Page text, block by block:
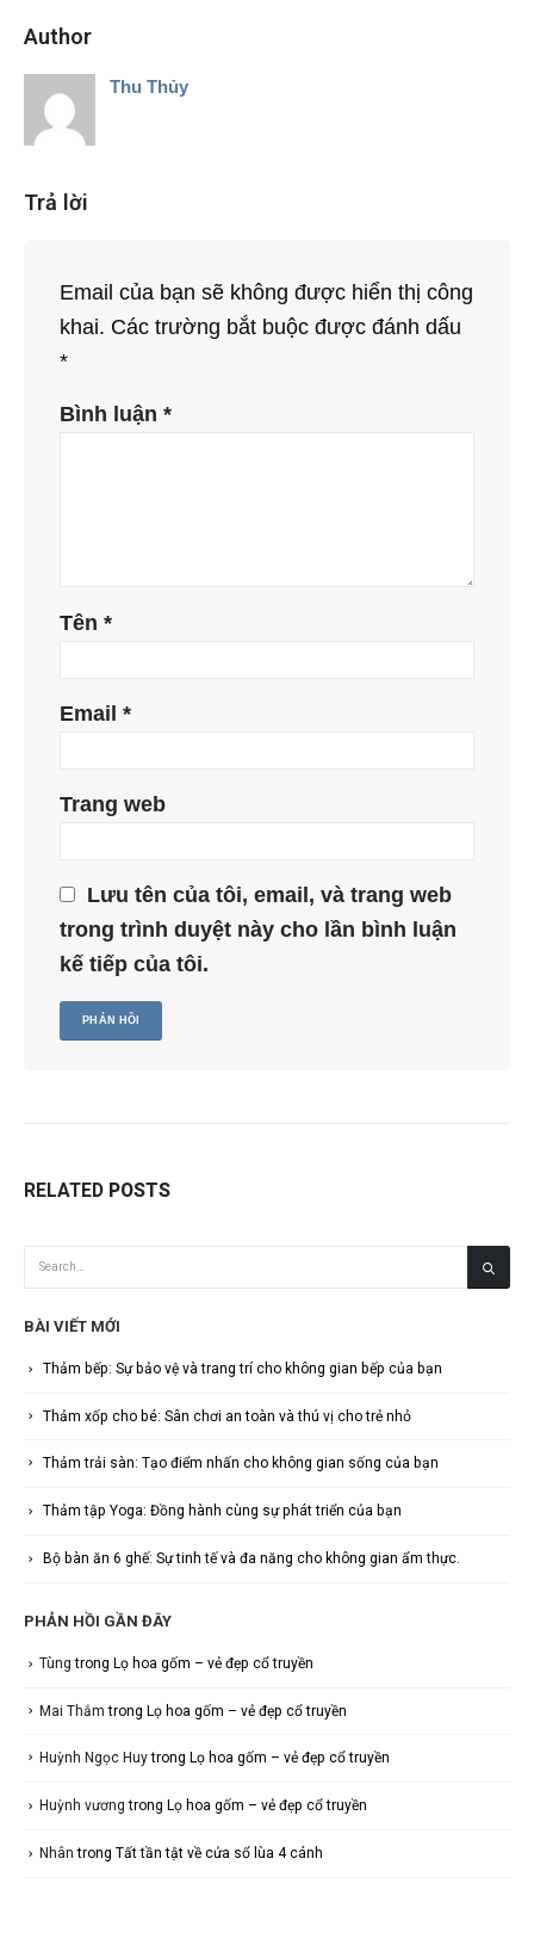
Author
Thu Thủy
Trả lời
Email của bạn sẽ không được hiển thị công
khai. Các trường bắt buộc được đánh dấu
*
Bình luận *
Tên *
Email *
Trang web
Lưu tên của tôi, email, và trang web
trong trình duyệt này cho lần bình luận
kế tiếp của tôi.
RELATED POSTS
BÀI VIẾT MỚI
Thảm bếp: Sự bảo vệ và trang trí cho không gian bếp của bạn
Thảm xốp cho bé: Sân chơi an toàn và thú vị cho trẻ nhỏ
Thảm trải sàn: Tạo điểm nhấn cho không gian sống của bạn
Thảm tập Yoga: Đồng hành cùng sự phát triển của bạn
Bộ bàn ăn 6 ghế: Sự tinh tế và đa năng cho không gian ẩm thực.
PHẢN HỒI GẦN ĐÂY
Tùng trong Lọ hoa gốm – vẻ đẹp cổ truyền
Mai Thắm trong Lọ hoa gốm – vẻ đẹp cổ truyền
Huỳnh Ngọc Huytrong Lọ hoa gốm – vẻ đẹp cổ truyền
Huỳnh vương trong Lọ hoa gốm – vẻ đẹp cổ truyền
Nhân trong Tất tần tật về cửa sổ lùa 4 cánh